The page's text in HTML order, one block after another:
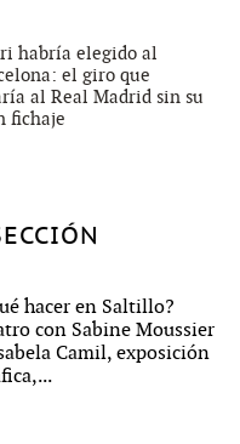
habría elegido al
el giro que
al Real Madrid sin su
fichaje
hacer en Saltillo?
con Sabine Moussier
Camil, exposición